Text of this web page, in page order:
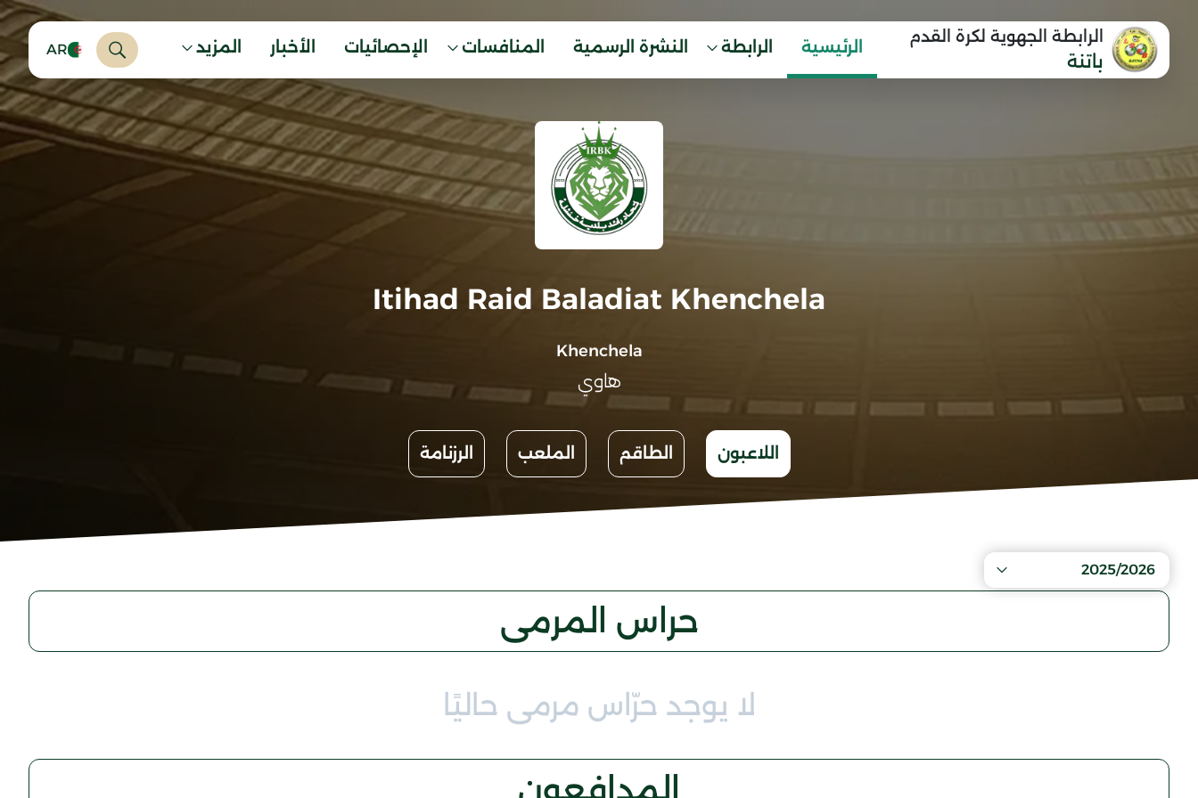
الرابطة الجهوية لكرة القدم
باتنة
الرئيسية الرابطة النشرة الرسمية المنافسات الإحصائيات الأخبار المزيد AR
Itihad Raid Baladiat Khenchela
Khenchela
هاوي
اللاعبون الطاقم الملعب الرزنامة
2025/2026
حراس المرمى
لا يوجد حرّاس مرمى حاليًا
المدافعون